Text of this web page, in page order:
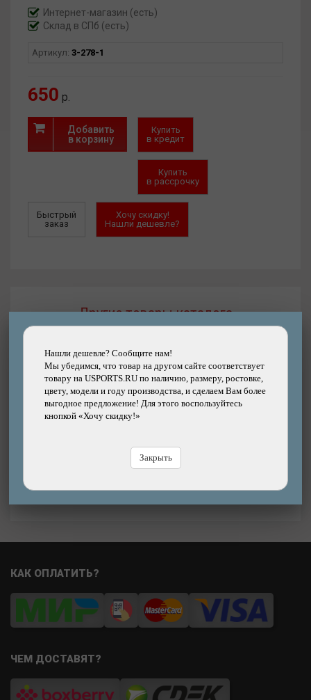
велосипедистам уверенно держать руль в любых погодных
условиях. Обмотка руля Clarks CHBT-0103 идеально подходит
для велосипедистов, которые ценят комфорт и контроль
амортизацию и сцепление, что делает её отличным
дорог.
Поставляется без коробки!
Интернет-магазин (есть)
Склад в СПб (есть)
Артикул: 3-278-1
650 р.
Нашли дешевле? Сообщите нам!
Мы убедимся, что товар на другом сайте соответствует
товару на USPORTS.RU по наличию, размеру, ростовке,
цвету, модели и году производства, и сделаем Вам более
выгодное предложение! Для этого воспользуйтесь
кнопкой «Хочу скидку!»
Закрыть
Добавить
в корзину
Купить
в кредит
Купить
в рассрочку
Быстрый
заказ
Хочу скидку!
Нашли дешевле?
Другие товары каталога
Подробнее
Лента на руль VELO корковая, гель, крепеж,
заглушки, черная
КАК ОПЛАТИТЬ?
ЧЕМ ДОСТАВЯТ?